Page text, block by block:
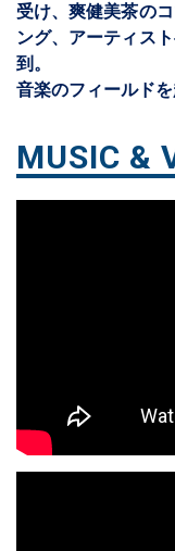
受け、爽健美茶の
ング、アーティス
到。
音楽のフィールド
MUSIC &